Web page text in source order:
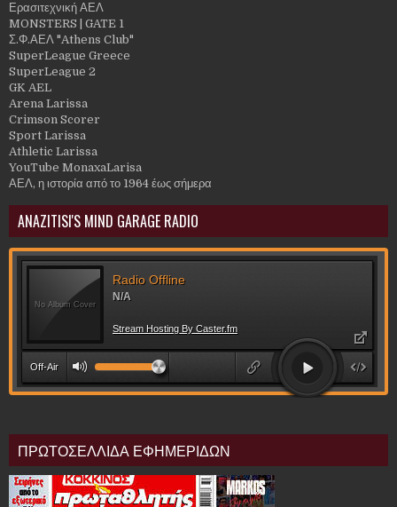
Ερασιτεχνική ΑΕΛ
MONSTERS | GATE 1
Σ.Φ.ΑΕΛ "Athens Club"
SuperLeague Greece
SuperLeague 2
GK AEL
Arena Larissa
Crimson Scorer
Sport Larissa
Athletic Larissa
YouTube MonaxaLarisa
ΑΕΛ, η ιστορία από το 1964 έως σήμερα
ANAZITISI'S MIND GARAGE RADIO
ΠΡΩΤΟΣΕΛΛΙΔΑ ΕΦΗΜΕΡΙΔΩΝ